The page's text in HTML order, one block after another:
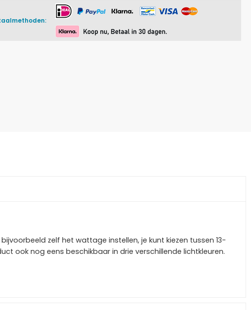
zelf het wattage instellen, je kunt kiezen tussen 13-
ook nog eens beschikbaar in drie verschillende lichtkleuren.